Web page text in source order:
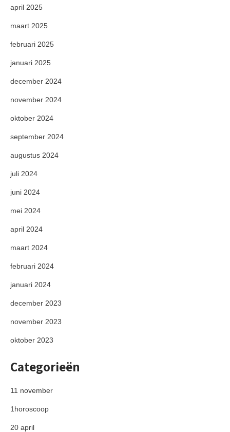
april 2025
maart 2025
februari 2025
januari 2025
december 2024
november 2024
oktober 2024
september 2024
augustus 2024
juli 2024
juni 2024
mei 2024
april 2024
maart 2024
februari 2024
januari 2024
december 2023
november 2023
oktober 2023
Categorieën
11 november
1horoscoop
20 april